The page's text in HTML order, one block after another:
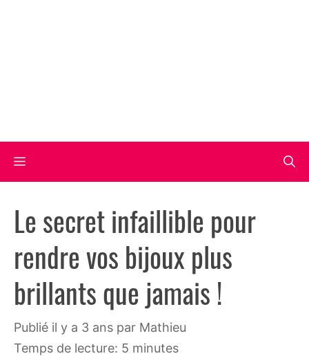
Menu
Le secret infaillible pour
rendre vos bijoux plus
brillants que jamais !
publié il y a 3 ans par Mathieu
Temps de lecture: 5 minutes